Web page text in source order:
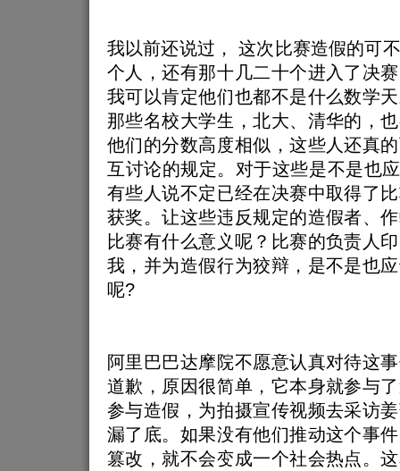
我以前还说过， 这次比赛造假的可
个人，还有那十几二十个进入了决
我可以肯定他们也都不是什么数学
那些名校大学生，北大、清华的，
他们的分数高度相似，这些人还真
互讨论的规定。对于这些是不是也
有些人说不定已经在决赛中取得了
获奖。让这些违反规定的造假者、
比赛有什么意义呢？比赛的负责人
我，并为造假行为狡辩，是不是也
呢?
阿里巴巴达摩院不愿意认真对待这
道歉，原因很简单，它本身就参与
参与造假，为拍摄宣传视频去采访
漏了底。如果没有他们推动这个事
篡改，就不会变成一个社会热点。